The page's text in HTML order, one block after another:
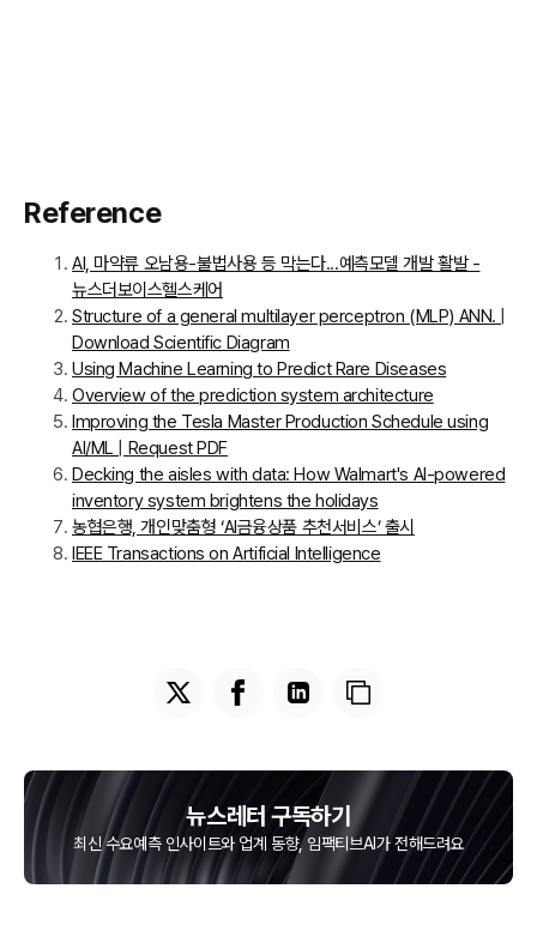
Reference
AI, 마약류 오남용-불법사용 등 막는다...예측모델 개발 활발 -
뉴스더보이스헬스케어
Structure of a general multilayer perceptron (MLP) ANN. |
Download Scientific Diagram
Using Machine Learning to Predict Rare Diseases
Overview of the prediction system architecture
Improving the Tesla Master Production Schedule using
AI/ML | Request PDF
Decking the aisles with data: How Walmart's AI-powered
inventory system brightens the holidays
농협은행, 개인맞춤형 ‘AI금융상품 추천서비스’ 출시
IEEE Transactions on Artificial Intelligence
뉴스레터 구독하기
최신 수요예측 인사이트와 업계 동향, 임팩티브AI가 전해드려요